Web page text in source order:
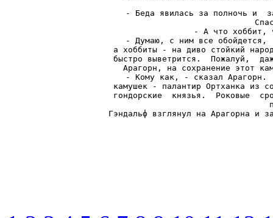
- Беда явилась за полночь и
- А что хоббит,
- Думаю, с ним все обойдется,
а хоббиты - на диво стойкий
быстро выветрится.  Пожалуй,
Арагорн, на сохранение этот
- Кому как, - сказал Арагорн.
камушек - палантир Ортханка из
гондорские  князья.  Роковые
Гэндальф взглянул на Арагорна